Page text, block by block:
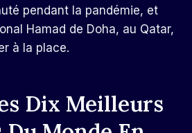
pendant la pandémie, et
Hamad de Doha, au Qatar,
à la place.
Dix Meilleurs